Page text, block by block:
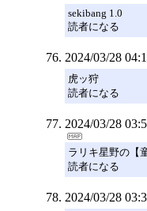
sekibang 1.0
読者になる
2024/03/28
虎ッ狩
読者になる
2024/03/28
ラリキ星野の【
読者になる
2024/03/28